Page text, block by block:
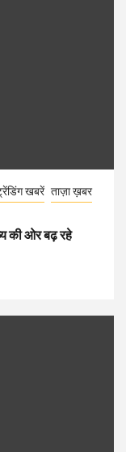
खबरें ताज़ा ख़बर
की ओर बढ़ रहे